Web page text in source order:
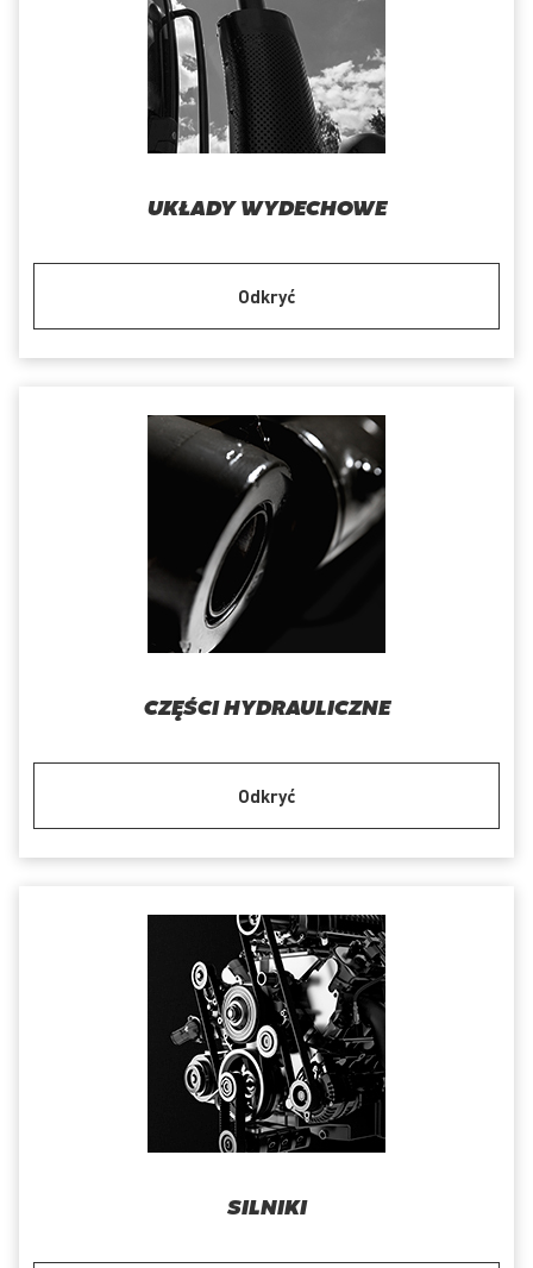
UKŁADY WYDECHOWE
Odkryć
CZĘŚCI HYDRAULICZNE
Odkryć
SILNIKI